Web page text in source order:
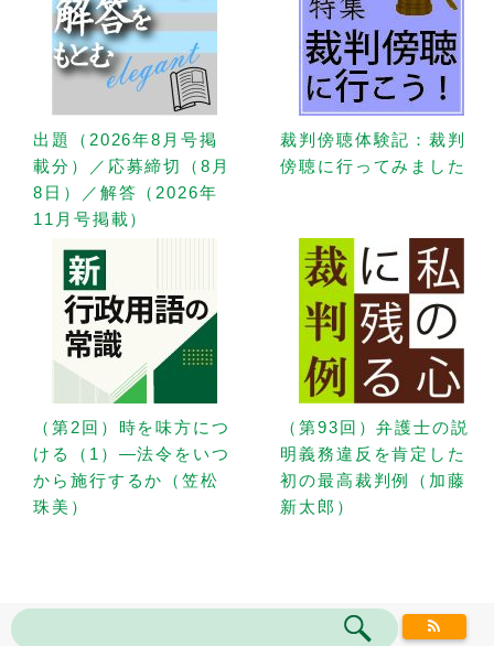
出題（2026年8月号掲
載分）／応募締切（8月
8日）／解答（2026年
11月号掲載）
裁判傍聴体験記：裁判
傍聴に行ってみました
（第2回）時を味方につ
ける（1）—法令をいつ
から施行するか（笠松
珠美）
（第93回）弁護士の説
明義務違反を肯定した
初の最高裁判例（加藤
新太郎）